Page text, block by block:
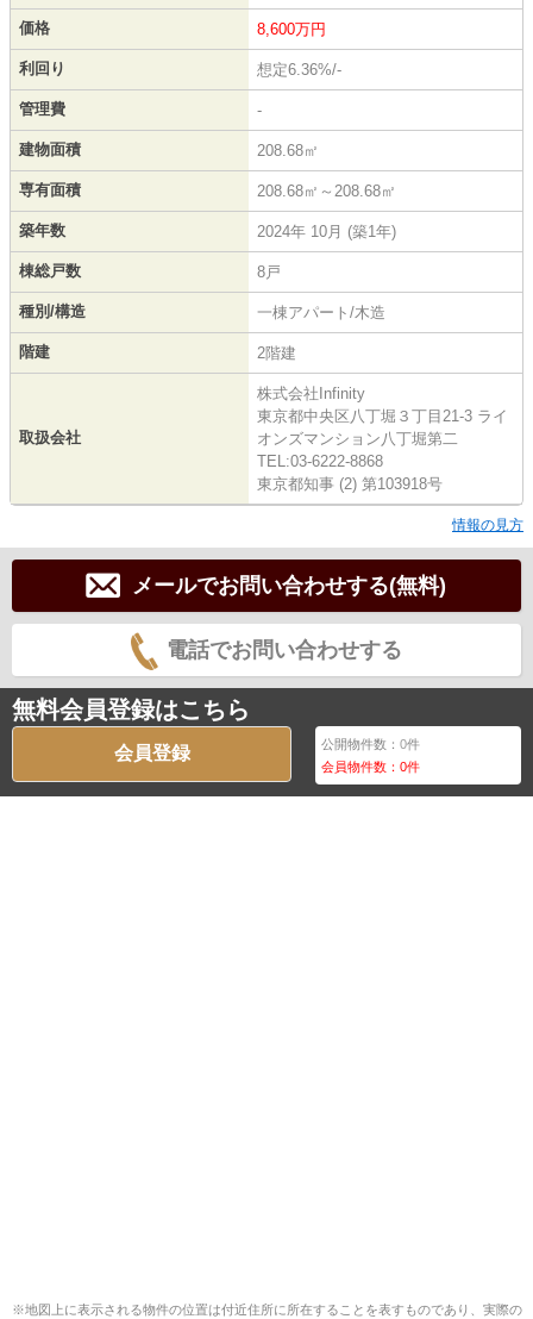
価格 8,600万円
利回り 想定6.36%/-
管理費 -
建物面積 208.68㎡
専有面積 208.68㎡～208.68㎡
築年数 2024年 10月 (築1年)
棟総戸数 8戸
種別/構造 一棟アパート/木造
階建 2階建
取扱会社
株式会社Infinity
東京都中央区八丁堀３丁目21-3 ライ
オンズマンション八丁堀第二
TEL:03-6222-8868
東京都知事 (2) 第103918号
情報の見方
メールでお問い合わせする(無料)
電話でお問い合わせする
無料会員登録はこちら
会員登録 公開物件数：0件
会員物件数：0件
※地図上に表示される物件の位置は付近住所に所在することを表すものであり、実際の